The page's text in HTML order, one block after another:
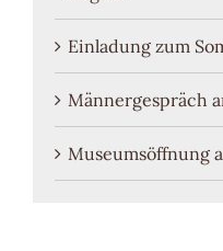
Einladung zum
Männergespräch
Museumsöffnung